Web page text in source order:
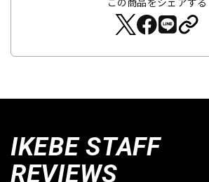
IKEBE STAFF
REVIEWS